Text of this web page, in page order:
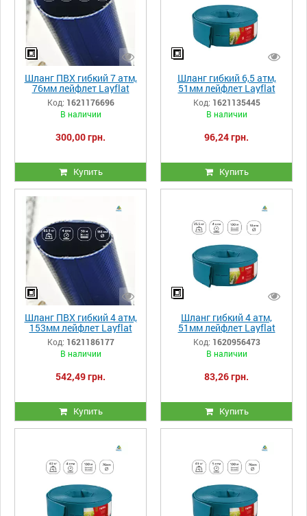
Шланг ПВХ гибкий 7 атм,
76мм лейфлет Layflat
MERCURIO M
Код: 1621176696
В наличии
300,00 грн.
Купить
Шланг гибкий 6,5 атм,
51мм лейфлет Layflat
Heliflex Monoflat
Код: 1621135445
В наличии
96,24 грн.
Купить
Шланг ПВХ гибкий 4 атм,
153мм лейфлет Layflat
MERCURIO M
Код: 1621186177
В наличии
542,49 грн.
Купить
Шланг гибкий 4 атм,
51мм лейфлет Layflat
Heliflex Monoflat
Код: 1620956473
В наличии
83,26 грн.
Купить